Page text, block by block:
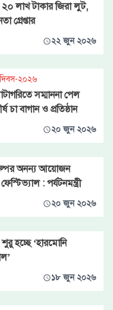
২০ লাখ টাকার জিরা লুট,
গ্রেপ্তার
২২ জুন ২০২৬
২০২৬
সম্মাননা পেল
চা বাগান ও প্রতিষ্ঠান
২০ জুন ২০২৬
অনন্য আয়োজন
: পর্যটনমন্ত্রী
২০ জুন ২০২৬
শুরু হচ্ছে ‘হারমোনি
১৮ জুন ২০২৬